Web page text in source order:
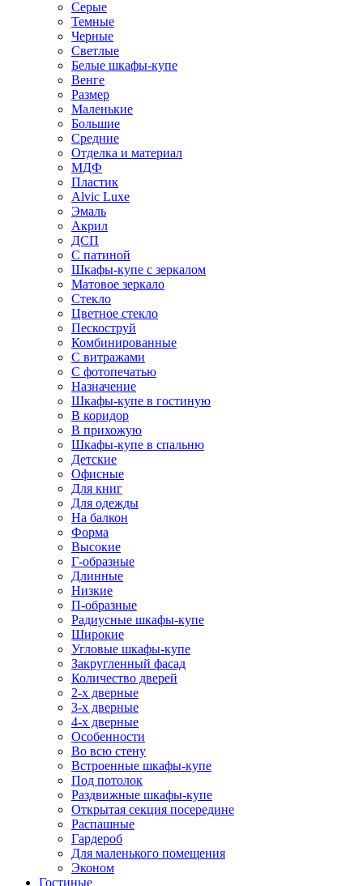
Серые
Темные
Черные
Светлые
Белые шкафы-купе
Венге
Размер
Маленькие
Большие
Средние
Отделка и материал
МДФ
Пластик
Alvic Luxe
Эмаль
Акрил
ДСП
С патиной
Шкафы-купе с зеркалом
Матовое зеркало
Стекло
Цветное стекло
Пескоструй
Комбинированные
С витражами
С фотопечатью
Назначение
Шкафы-купе в гостиную
В коридор
В прихожую
Шкафы-купе в спальню
Детские
Офисные
Для книг
Для одежды
На балкон
Форма
Высокие
Г-образные
Длинные
Низкие
П-образные
Радиусные шкафы-купе
Широкие
Угловые шкафы-купе
Закругленный фасад
Количество дверей
2-х дверные
3-х дверные
4-х дверные
Особенности
Во всю стену
Встроенные шкафы-купе
Под потолок
Раздвижные шкафы-купе
Открытая секция посередине
Распашные
Гардероб
Для маленького помещения
Эконом
Гостиные